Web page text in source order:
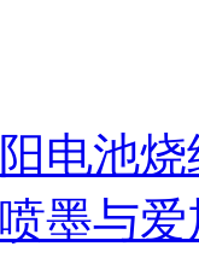
电池
喷墨与